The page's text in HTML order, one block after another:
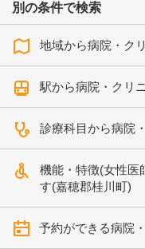
別の条件で検索
地域から病院・ク
駅から病院・クリ
診療科目から病院
機能・特徴(女性医
す(嘉穂郡桂川町)
予約ができる病院